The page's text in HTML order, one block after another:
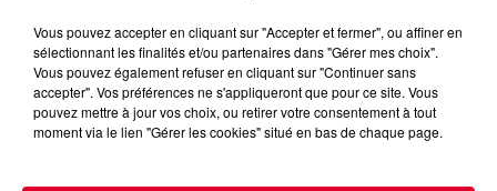
Le célèbre DJ suédois a récemment posté la vidéo de son
Vous pouvez accepter en cliquant sur "Accepter et fermer", ou affiner en
sélectionnant les finalités et/ou partenaires dans "Gérer mes choix".
Vous pouvez également refuser en cliquant sur "Continuer sans
accepter". Vos préférences ne s'appliqueront que pour ce site. Vous
pouvez mettre à jour vos choix, ou retirer votre consentement à tout
moment via le lien "Gérer les cookies" situé en bas de chaque page.